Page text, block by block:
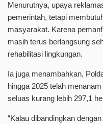
Menurutnya, upaya
pemerintah, tetapi
masyarakat. Karena
masih terus berlangsung
rehabilitasi lingkungan.
Ia juga menambahkan,
hingga 2025 telah
seluas kurang lebih 297,1
“Kalau dibandingkan